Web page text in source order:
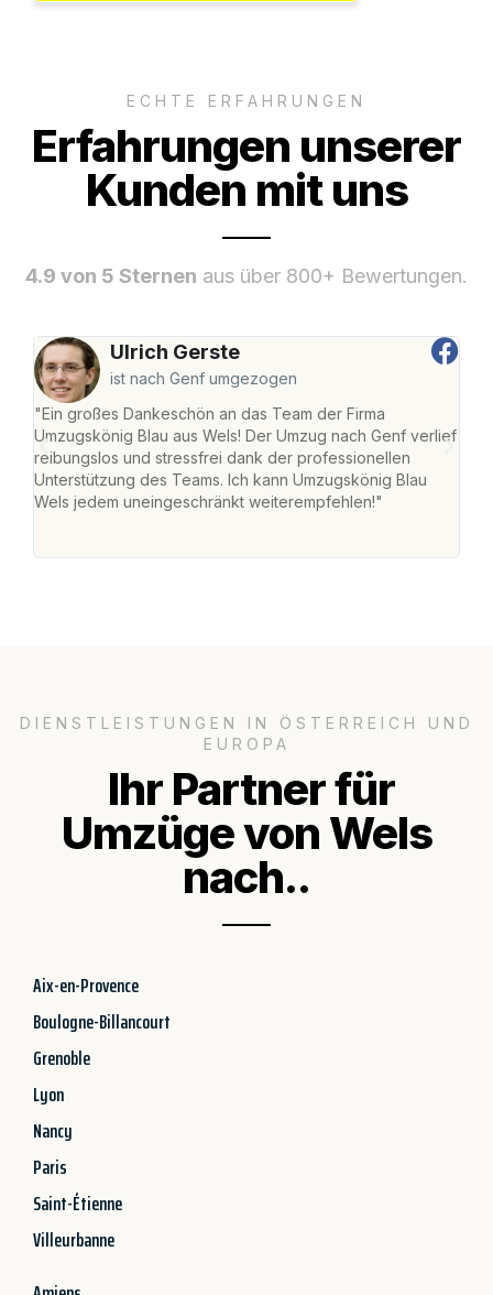
ECHTE ERFAHRUNGEN
Erfahrungen unserer
Kunden mit uns
4.9 von 5 Sternen aus über 800+ Bewertungen.
Ulrich Gerste
ist nach Genf umgezogen
"Ein großes Dankeschön an das Team der Firma
Umzugskönig Blau aus Wels! Der Umzug nach Genf verlief
reibungslos und stressfrei dank der professionellen
Unterstützung des Teams. Ich kann Umzugskönig Blau
Wels jedem uneingeschränkt weiterempfehlen!"
DIENSTLEISTUNGEN IN ÖSTERREICH UND
EUROPA
Ihr Partner für
Umzüge von Wels
nach..
Aix-en-Provence
Boulogne-Billancourt
Grenoble
Lyon
Nancy
Paris
Saint-Étienne
Villeurbanne